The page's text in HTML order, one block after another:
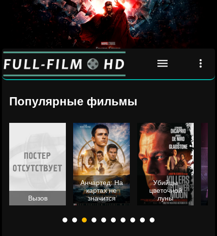
Популярные фильмы
Вызов
Анчартед: На
картах не
значится
Убийцы
цветочной
луны